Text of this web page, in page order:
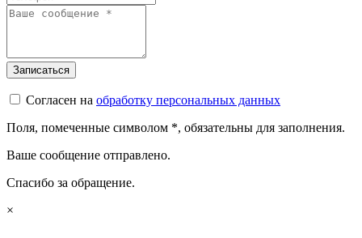
Согласен на обработку персональных данных
Поля, помеченные символом *, обязательны для заполнения.
Ваше сообщение отправлено.
Спасибо за обращение.
×